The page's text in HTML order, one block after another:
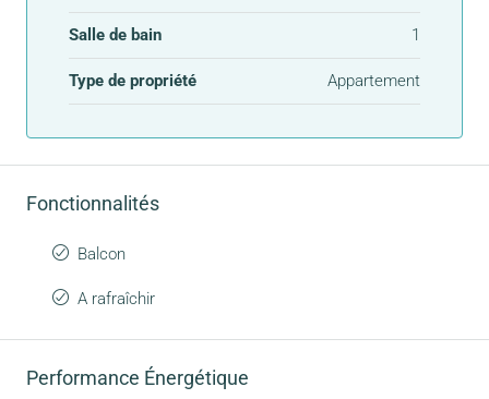
Salle de bain 1
Type de propriété Appartement
Fonctionnalités
Balcon
A rafraîchir
Performance Énergétique